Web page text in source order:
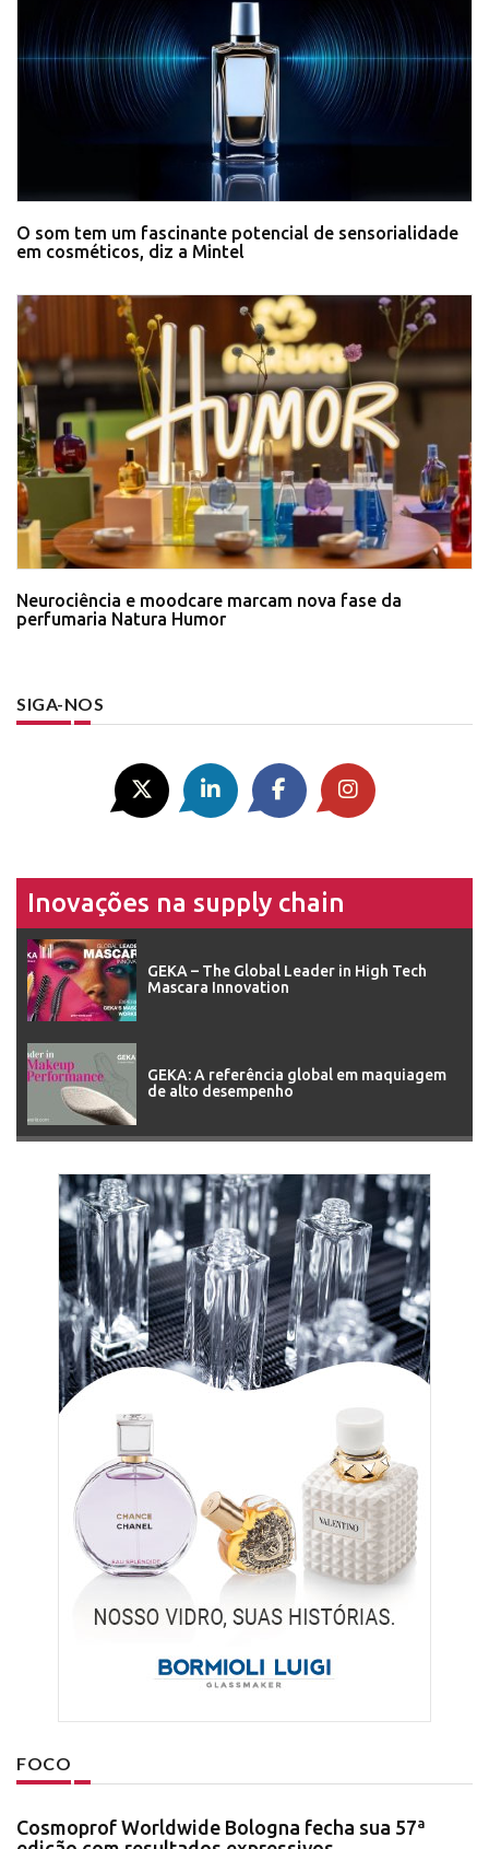
O som tem um fascinante potencial de sensorialidade
em cosméticos, diz a Mintel
Neurociência e moodcare marcam nova fase da
perfumaria Natura Humor
SIGA-NOS
Inovações na supply chain
GEKA – The Global Leader in High Tech
Mascara Innovation
GEKA: A referência global em maquiagem
de alto desempenho
FOCO
Cosmoprof Worldwide Bologna fecha sua 57ª